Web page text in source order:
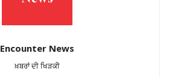
Encounter News
ਖ਼ਬਰਾਂ ਦੀ ਖਿੜਕੀ